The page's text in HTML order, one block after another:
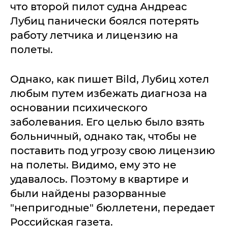
что второй пилот судна Андреас
Лубиц панически боялся потерять
работу летчика и лицензию на
полеты.
Однако, как пишет Bild, Лубиц хотел
любым путем избежать диагноза на
основании психического
заболевания. Его целью было взять
больничный, однако так, чтобы не
поставить под угрозу свою лицензию
на полеты. Видимо, ему это не
удавалось. Поэтому в квартире и
были найдены разорванные
"непригодные" бюллетени, передает
Российская газета.